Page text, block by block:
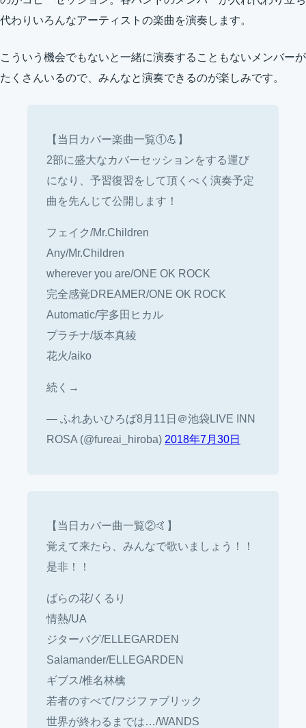
代わりいろんなアーティストの楽曲を演奏します。
こういう機会でもないと一緒に演奏することもないメンバーが
たくさんいるので、みんなと演奏できるのが楽しみです。
【当日カバー楽曲一覧①💪】
2部に盛大なカバーセッションをする運び
になり、予習復習をして頂くべく演奏予定
曲を先んじて公開します！
フェイク/Mr.Children
Any/Mr.Children
wherever you are/ONE OK ROCK
完全感覚DREAMER/ONE OK ROCK
Automatic/宇多田ヒカル
プラチナ/坂本真綾
花火/aiko
続く→
— ふれあいひろば8月11日＠池袋LIVE INN
ROSA (@fureai_hiroba) 2018年7月30日
【当日カバー曲一覧②🤙】
覚えて来たら、みんなで歌いましょう！！
是非！！
ばらの花/くるり
情熱/UA
ジターバグ/ELLEGARDEN
Salamander/ELLEGARDEN
ギブス/椎名林檎
若者のすべて/フジファブリック
世界が終わるまでは…/WANDS